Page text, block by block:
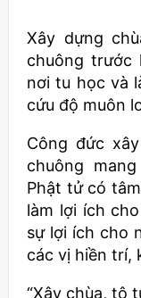
Xây dựng
chuông trước
nơi tu học và
cứu độ muôn
Công đức
chuông
Phật tử có
làm lợi ích
sự lợi ích cho
các vị hiền trí,
“Xây chùa, tô